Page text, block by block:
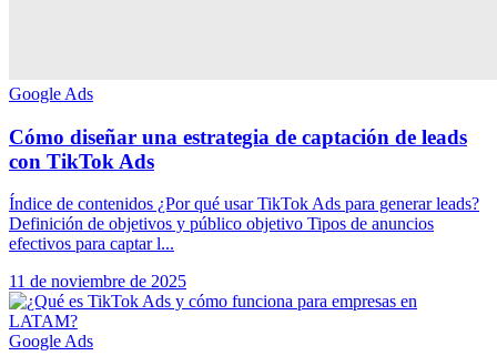
Google Ads
Cómo diseñar una estrategia de captación de leads
con TikTok Ads
Índice de contenidos ¿Por qué usar TikTok Ads para generar leads?
Definición de objetivos y público objetivo Tipos de anuncios
efectivos para captar l...
11 de noviembre de 2025
Google Ads